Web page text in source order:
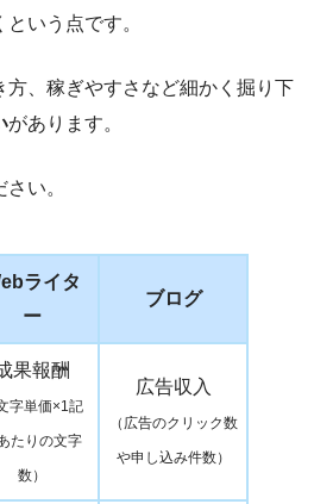
いう点です。
方、稼ぎやすさなど細かく掘り下
があります。
い。
ライタ
ー
ブログ
果報酬
文字単価×1記
たりの文字
数）
広告収入
（広告のクリック数
や申し込み件数）